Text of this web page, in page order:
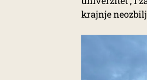
krajnje